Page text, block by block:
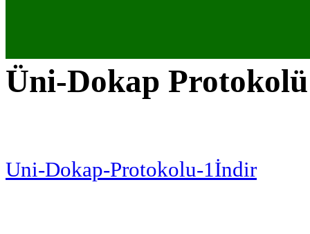
Üni-Dokap Protokolü
Uni-Dokap-Protokolu-1İndir